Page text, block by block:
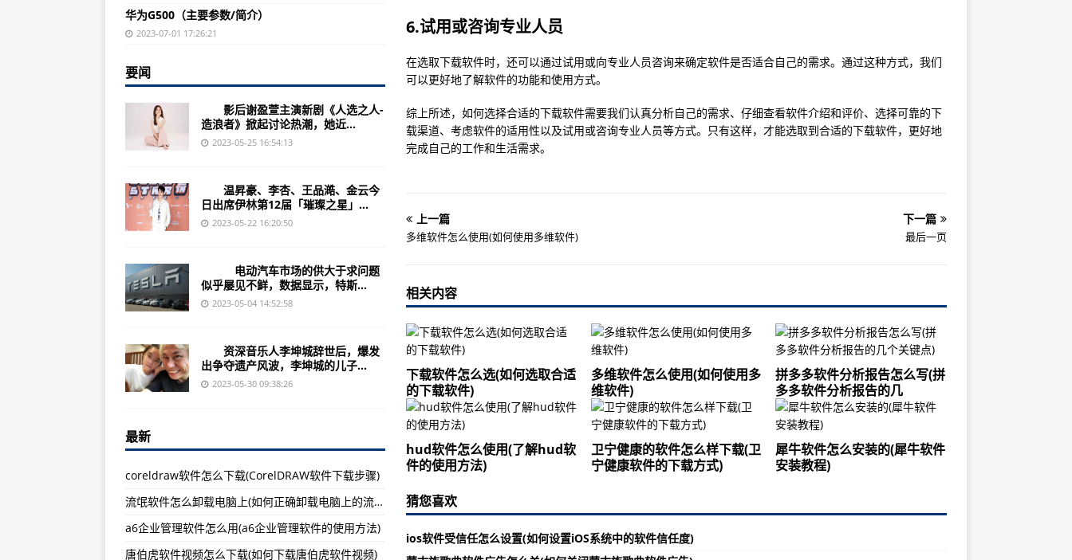
求字体软件怎么用图片(字体软件如何根据图片来寻找)
手机抖店怎么用打单软件(手机抖店的打单软件使用方法)
请问苹果怎么下载软件(苹果下载软件的方法)
电脑软件总提示更新怎么办(不知道该如何应对电脑软件总提示更新)
花盼软件怎么添加好友(如何在花盼软件中添加好友)
exe软件下载怎么打开(如何打开下载的exe软件)
ps软件怎么让人物有影子(ps软件制作人物影子的方法)
电脑双系统软件迁移怎么弄(电脑双系统软件迁移步骤详解)
苹果电脑触控怎么关闭软件(关闭软件的方法有哪些)
plc软件安装不了怎么办(解决PLC软件安装失败的方法)
qq空间软件怎么发语音(如何在qq空间软件中发语音)
贸易公司怎么管理软件销售(软件销售管理的最佳实践)
软件怎么去掉后缀(如何通过软件去掉文件后缀名)
看施工图纸的软件怎么下载(如何下载看施工图纸的软件)
6.试用或咨询专业人员
在选取下载软件时，还可以通过试用或向专业人员咨询来确定软件是否适合自己的需求。通过这种方式，我们
可以更好地了解软件的功能和使用方式。
综上所述，如何选择合适的下载软件需要我们认真分析自己的需求、仔细查看软件介绍和评价、选择可靠的下
载渠道、考虑软件的适用性以及试用或咨询专业人员等方式。只有这样，才能选取到合适的下载软件，更好地
完成自己的工作和生活需求。
上一篇
多维软件怎么使用(如何使用多维软件)
下一篇
最后一页
相关内容
下载软件怎么选(如何选取合适
的下载软件)
多维软件怎么使用(如何使用多
维软件)
拼多多软件分析报告怎么写(拼
多多软件分析报告的几
hud软件怎么使用(了解hud软
件的使用方法)
卫宁健康的软件怎么样下载(卫
宁健康软件的下载方式)
犀牛软件怎么安装的(犀牛软件
安装教程)
猜您喜欢
ios软件受信任怎么设置(如何设置iOS系统中的软件信任度)
华为G500（主要参数/简介）
2023-07-01 17:26:21
要闻
影后谢盈萱主演新剧《人选之人-
造浪者》掀起讨论热潮，她近...
2023-05-25 16:54:13
温昇豪、李杏、王品澔、金云今
日出席伊林第12届「璀璨之星」...
2023-05-22 16:20:50
电动汽车市场的供大于求问题
似乎屡见不鲜，数据显示，特斯...
2023-05-04 14:52:58
资深音乐人李坤城辞世后，爆发
出争夺遗产风波，李坤城的儿子...
2023-05-30 09:38:26
最新
coreldraw软件怎么下载(CorelDRAW软件下载步骤)
流氓软件怎么卸载电脑上(如何正确卸载电脑上的流氓软件)
a6企业管理软件怎么用(a6企业管理软件的使用方法)
唐伯虎软件视频怎么下载(如何下载唐伯虎软件视频)